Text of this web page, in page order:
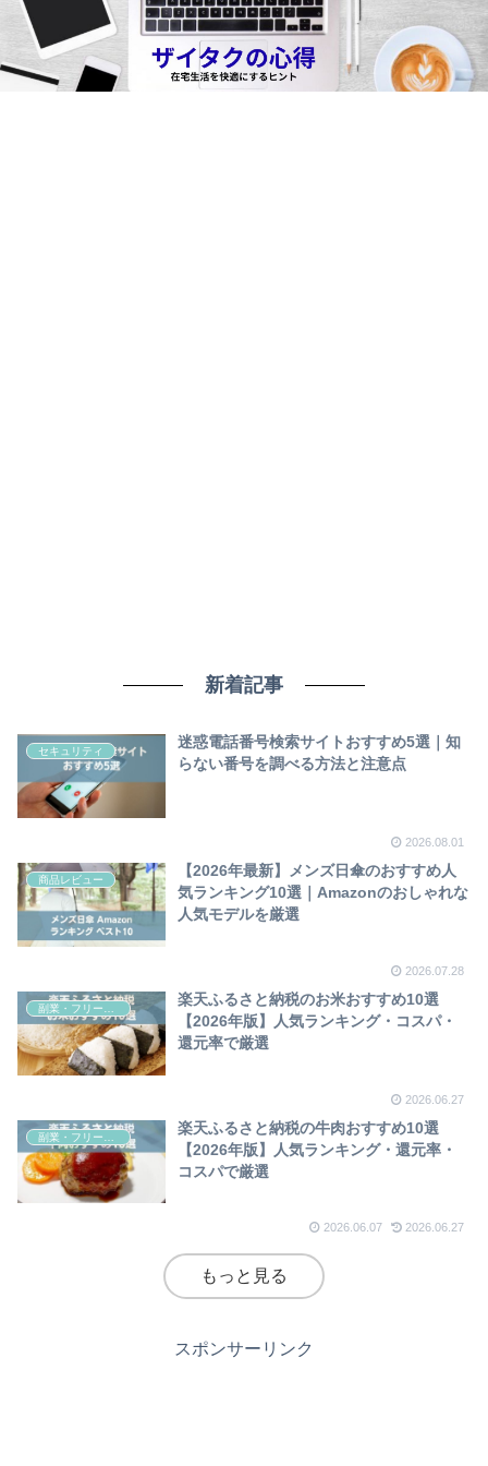
新着記事
セキュリティ
迷惑電話番号検索サイトおすすめ5選｜知
らない番号を調べる方法と注意点
2026.08.01
商品レビュー
【2026年最新】メンズ日傘のおすすめ人
気ランキング10選｜Amazonのおしゃれな
人気モデルを厳選
2026.07.28
楽天ふるさと納税のお米おすすめ10選
【2026年版】人気ランキング・コスパ・
還元率で厳選
2026.06.27
楽天ふるさと納税の牛肉おすすめ10選
【2026年版】人気ランキング・還元率・
コスパで厳選
2026.06.07 2026.06.27
もっと見る
スポンサーリンク